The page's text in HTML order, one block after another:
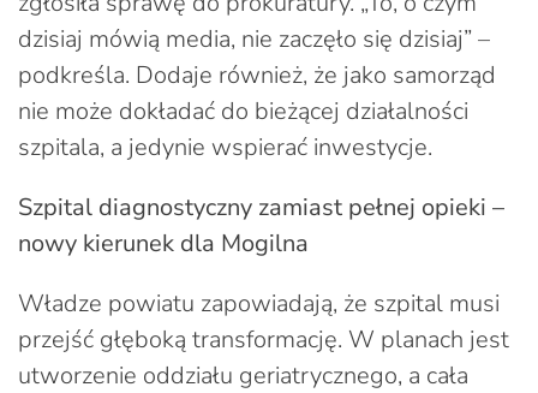
dzisiaj mówią media, nie zaczęło się dzisiaj” –
podkreśla. Dodaje również, że jako samorząd
nie może dokładać do bieżącej działalności
szpitala, a jedynie wspierać inwestycje.
Szpital diagnostyczny zamiast pełnej opieki –
nowy kierunek dla Mogilna
Władze powiatu zapowiadają, że szpital musi
przejść głęboką transformację. W planach jest
utworzenie oddziału geriatrycznego, a cała